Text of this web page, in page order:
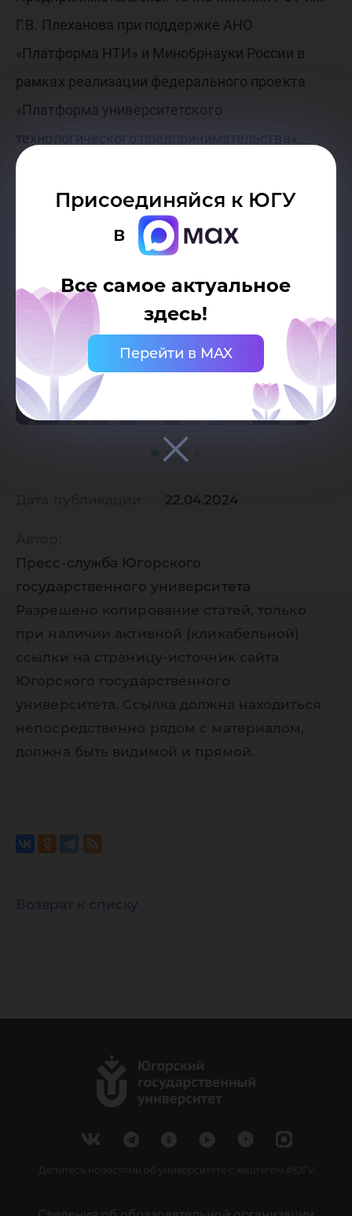
Присоединяйся к ЮГУ
в
Все самое актуальное
здесь!
Перейти в MAX
Г.В. Плеханова при поддержке АНО
«Платформа НТИ» и Минобрнауки России в
рамках реализации федерального проекта
«Платформа университетского
технологического предпринимательства».
22.04.2024
Пресс-служба Югорского
государственного университета
Разрешено копирование статей, только
при наличии активной (кликабельной)
ссылки на страницу-источник сайта
Югорского государственного
университета. Ссылка должна находиться
непосредственно рядом с материалом,
должна быть видимой и прямой.
Возврат к списку
Делитесь новостями об университете с хештегом #ЮГУ